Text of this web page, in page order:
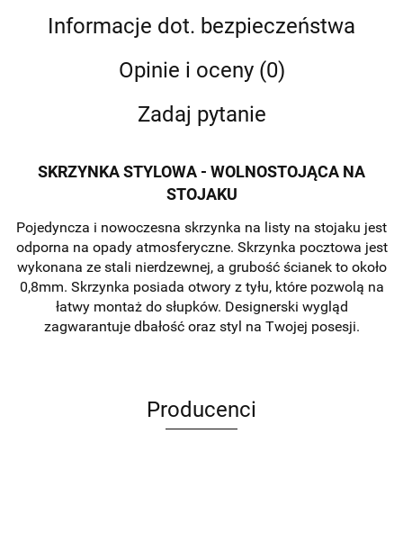
Informacje dot. bezpieczeństwa
Opinie i oceny (0)
Zadaj pytanie
SKRZYNKA STYLOWA - WOLNOSTOJĄCA NA
STOJAKU
Pojedyncza i nowoczesna skrzynka na listy na stojaku jest
odporna na opady atmosferyczne. Skrzynka pocztowa jest
wykonana ze stali nierdzewnej, a grubość ścianek to około
0,8mm. Skrzynka posiada otwory z tyłu, które pozwolą na
łatwy montaż do słupków. Designerski wygląd
zagwarantuje dbałość oraz styl na Twojej posesji.
Producenci